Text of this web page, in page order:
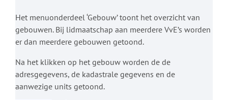
Het menuonderdeel ‘Gebouw’ toont het overzicht van
gebouwen. Bij lidmaatschap aan meerdere VvE’s worden
er dan meerdere gebouwen getoond.
Na het klikken op het gebouw worden de de
adresgegevens, de kadastrale gegevens en de
aanwezige units getoond.